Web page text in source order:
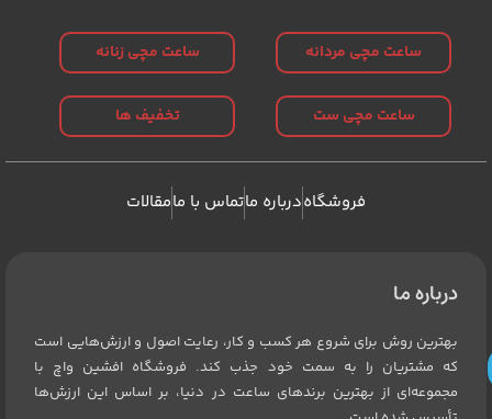
ساعت مچی مردانه ساعت مچی زنانه
ساعت مچی ست تخفیف ها
فروشگاهدرباره ماتماس با مامقالات
درباره ما
بهترین روش برای شروع هر کسب و کار، رعایت اصول و ارزش‌هایی است
که مشتریان را به سمت خود جذب کند. فروشگاه افشین واچ با
مجموعه‌ای از بهترین برندهای ساعت در دنیا، بر اساس این ارزش‌ها